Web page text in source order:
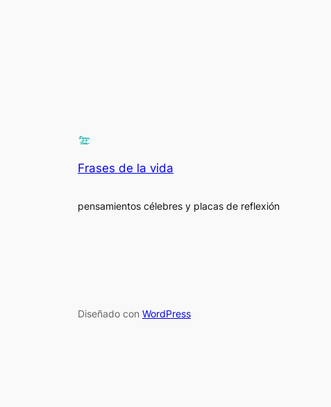
Frases de la vida
pensamientos célebres y placas de reflexión
Diseñado con WordPress